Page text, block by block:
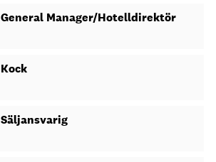
General Manager/Hotelldirektör
Kock
Säljansvarig